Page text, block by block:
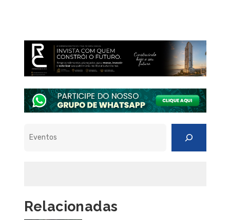
Relacionadas